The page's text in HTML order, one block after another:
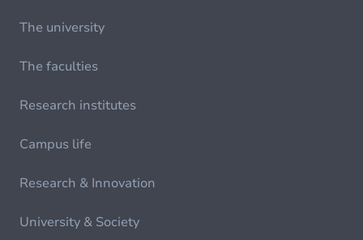
The university
The faculties
Research institutes
Campus life
Research & Innovation
University & Society